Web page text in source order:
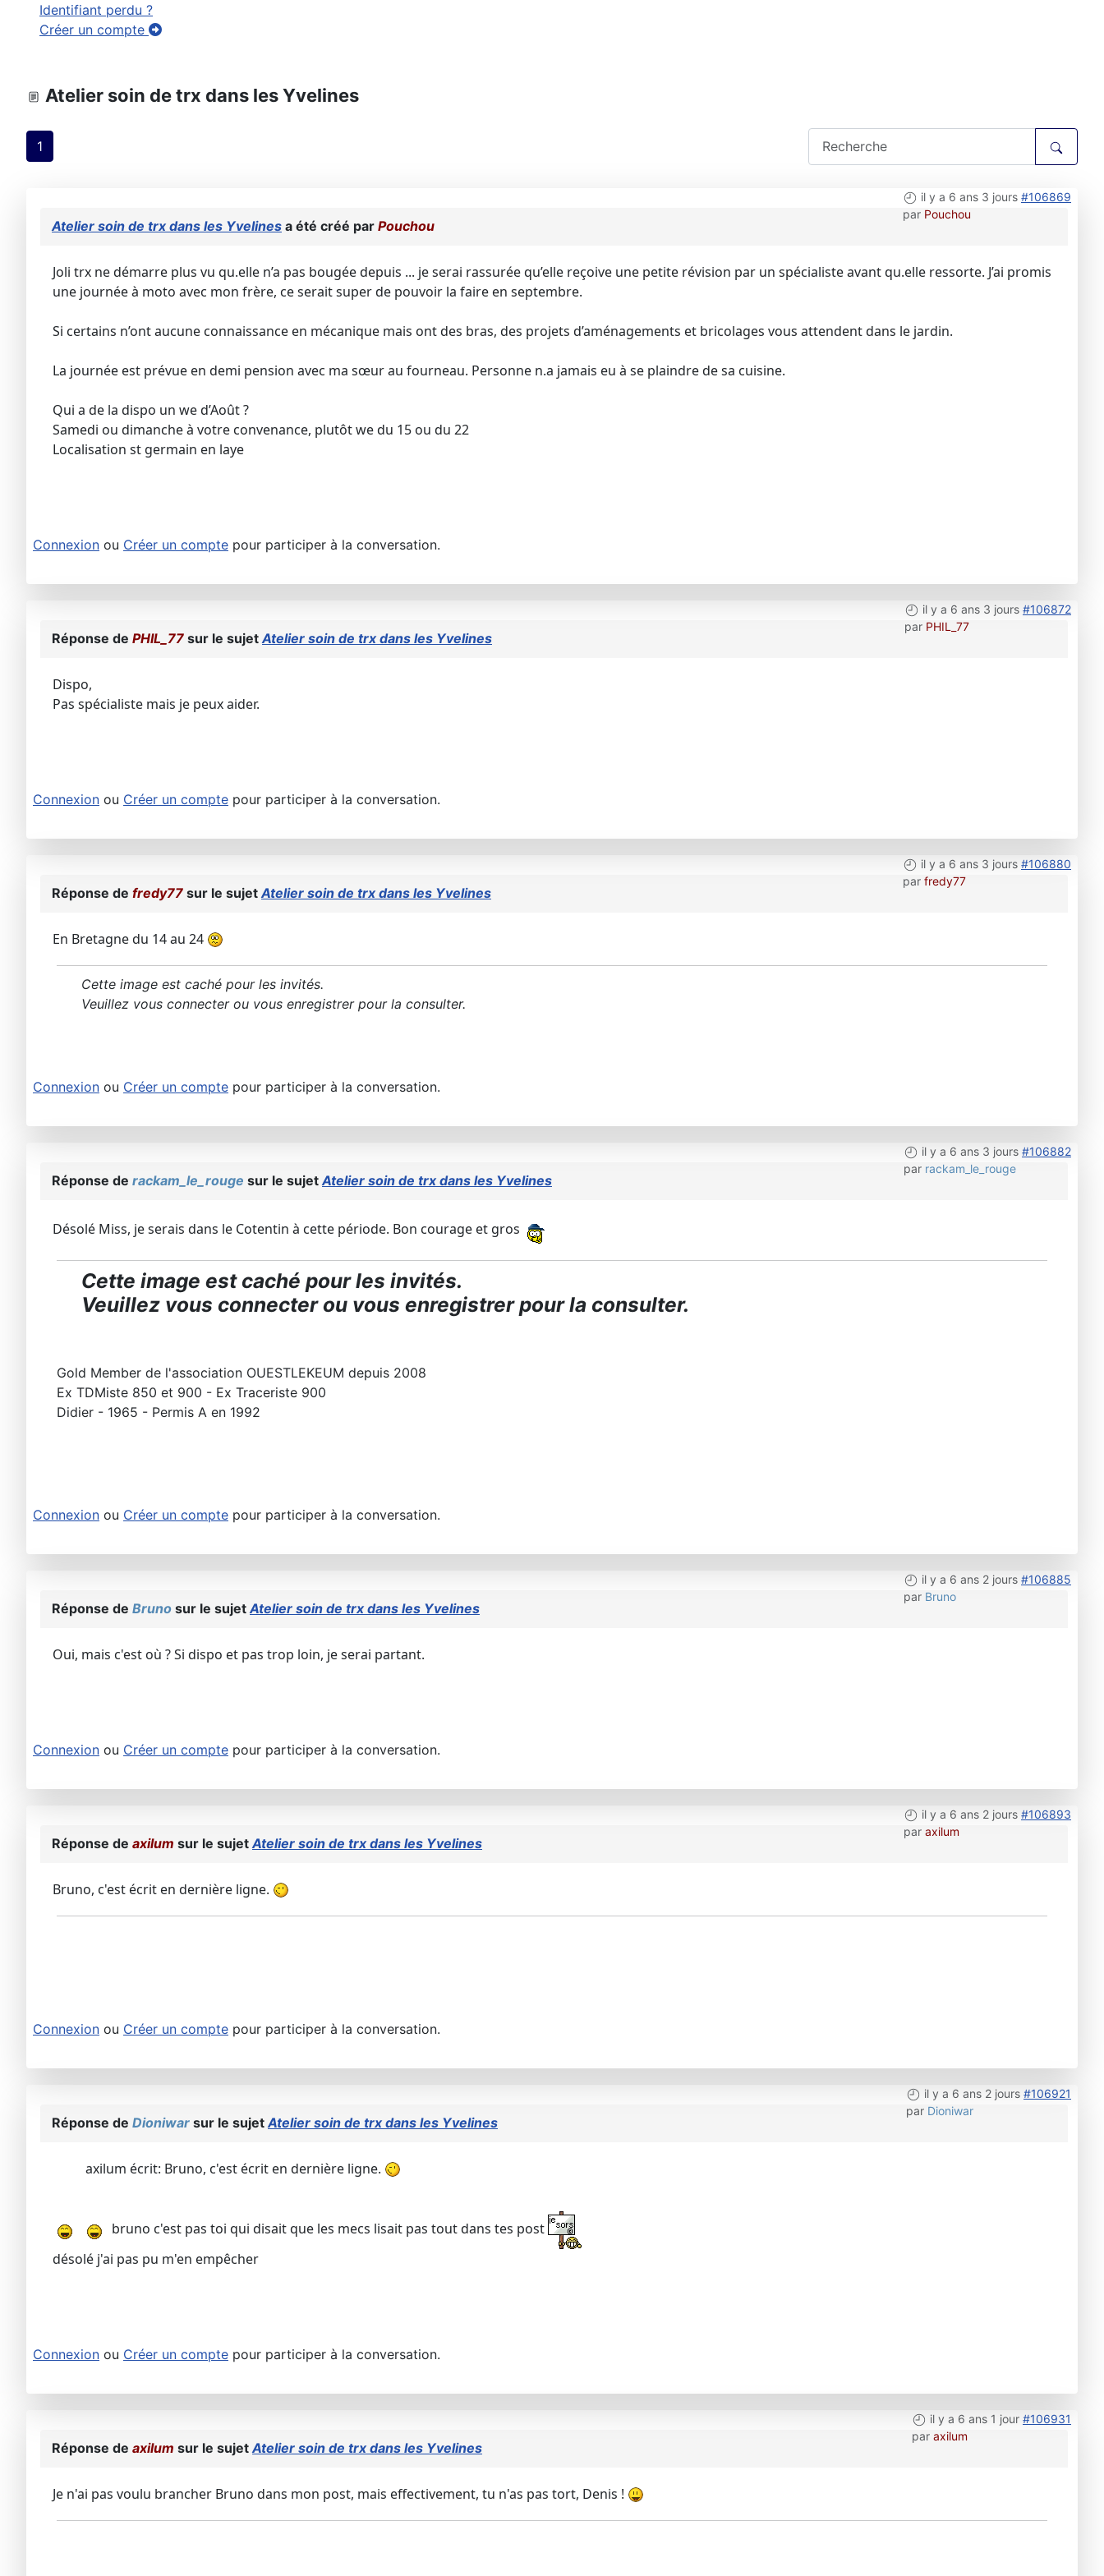
Identifiant perdu ?
Créer un compte
Atelier soin de trx dans les Yvelines
1
il y a 6 ans 3 jours #106869
par Pouchou
Atelier soin de trx dans les Yvelines a été créé par Pouchou
Joli trx ne démarre plus vu qu.elle n’a pas bougée depuis ... je serai rassurée qu’elle reçoive une petite révision par un spécialiste avant qu.elle ressorte. J’ai promis
une journée à moto avec mon frère, ce serait super de pouvoir la faire en septembre.
Si certains n’ont aucune connaissance en mécanique mais ont des bras, des projets d’aménagements et bricolages vous attendent dans le jardin.
La journée est prévue en demi pension avec ma sœur au fourneau. Personne n.a jamais eu à se plaindre de sa cuisine.
Qui a de la dispo un we d’Août ?
Samedi ou dimanche à votre convenance, plutôt we du 15 ou du 22
Localisation st germain en laye
Connexion ou Créer un compte pour participer à la conversation.
il y a 6 ans 3 jours #106872
par PHIL_77
Réponse de PHIL_77 sur le sujet Atelier soin de trx dans les Yvelines
Dispo,
Pas spécialiste mais je peux aider.
Connexion ou Créer un compte pour participer à la conversation.
il y a 6 ans 3 jours #106880
par fredy77
Réponse de fredy77 sur le sujet Atelier soin de trx dans les Yvelines
En Bretagne du 14 au 24
Cette image est caché pour les invités.
Veuillez vous connecter ou vous enregistrer pour la consulter.
Connexion ou Créer un compte pour participer à la conversation.
il y a 6 ans 3 jours #106882
par rackam_le_rouge
Réponse de rackam_le_rouge sur le sujet Atelier soin de trx dans les Yvelines
Désolé Miss, je serais dans le Cotentin à cette période. Bon courage et gros
Cette image est caché pour les invités.
Veuillez vous connecter ou vous enregistrer pour la consulter.
Gold Member de l'association OUESTLEKEUM depuis 2008
Ex TDMiste 850 et 900 - Ex Traceriste 900
Didier - 1965 - Permis A en 1992
Connexion ou Créer un compte pour participer à la conversation.
il y a 6 ans 2 jours #106885
par Bruno
Réponse de Bruno sur le sujet Atelier soin de trx dans les Yvelines
Oui, mais c'est où ? Si dispo et pas trop loin, je serai partant.
Connexion ou Créer un compte pour participer à la conversation.
il y a 6 ans 2 jours #106893
par axilum
Réponse de axilum sur le sujet Atelier soin de trx dans les Yvelines
Bruno, c'est écrit en dernière ligne.
Connexion ou Créer un compte pour participer à la conversation.
il y a 6 ans 2 jours #106921
par Dioniwar
Réponse de Dioniwar sur le sujet Atelier soin de trx dans les Yvelines
axilum écrit: Bruno, c'est écrit en dernière ligne.
bruno c'est pas toi qui disait que les mecs lisait pas tout dans tes post
désolé j'ai pas pu m'en empêcher
Connexion ou Créer un compte pour participer à la conversation.
il y a 6 ans 1 jour #106931
par axilum
Réponse de axilum sur le sujet Atelier soin de trx dans les Yvelines
Je n'ai pas voulu brancher Bruno dans mon post, mais effectivement, tu n'as pas tort, Denis !